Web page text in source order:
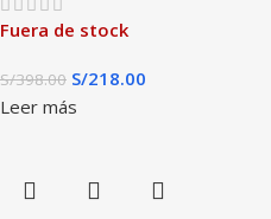
Fuera de stock
S/398.00 S/218.00
Leer más